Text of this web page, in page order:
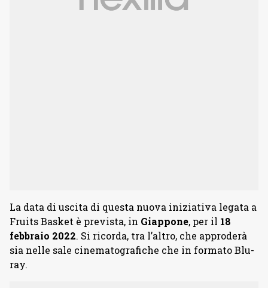
La data di uscita di questa nuova iniziativa legata a
Fruits Basket è prevista, in Giappone, per il 18
febbraio 2022. Si ricorda, tra l’altro, che approderà
sia nelle sale cinematografiche che in formato Blu-
ray.